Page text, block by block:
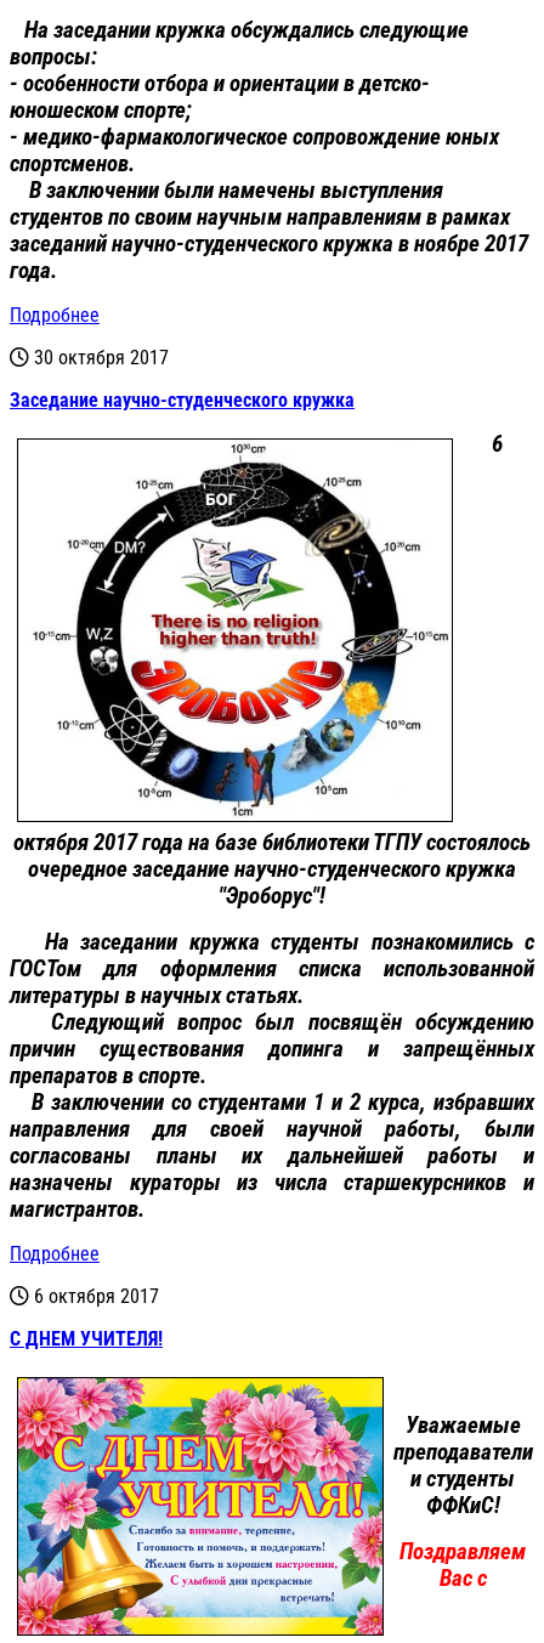
На заседании кружка обсуждались следующие
вопросы:
- особенности отбора и ориентации в детско-
юношеском спорте;
- медико-фармакологическое сопровождение юных
спортсменов.
В заключении были намечены выступления
студентов по своим научным направлениям в рамках
заседаний научно-студенческого кружка в ноябре 2017
года.
Подробнее
30 октября 2017
Заседание научно-студенческого кружка
6
октября 2017 года на базе библиотеки ТГПУ состоялось
очередное заседание научно-студенческого кружка
"Эроборус"!
На заседании кружка студенты познакомились с
ГОСТом для оформления списка использованной
литературы в научных статьях.
Следующий вопрос был посвящён обсуждению
причин существования допинга и запрещённых
препаратов в спорте.
В заключении со студентами 1 и 2 курса, избравших
направления для своей научной работы, были
согласованы планы их дальнейшей работы и
назначены кураторы из числа старшекурсников и
магистрантов.
Подробнее
6 октября 2017
С ДНЕМ УЧИТЕЛЯ!
Уважаемые
преподаватели
и студенты
ФФКиС!
Поздравляем
Вас с